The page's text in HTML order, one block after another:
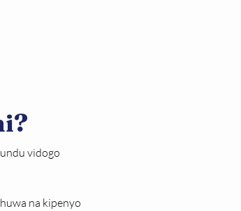
vidogo
na kipenyo